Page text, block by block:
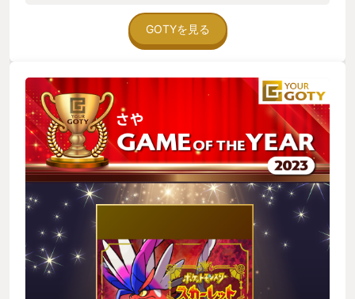
ラスタルでタイプを変えたり色々できて戦略の幅が広がりまし
た。 テラピースを集めれば、好みのテラスタルに変えられるの
がなおよし。 音楽もよく、昔からプレイしてきた人間にとって
でバトル大好きだけど主人公のことをちゃんと考えてくれるネ
モ。 ジムリーダー、四天王……みんなみんな大好きです。 感情
移入出来てとても良かったです。 ムービーが泣かせてくるのが
とても良きでした。
GOTYを見る